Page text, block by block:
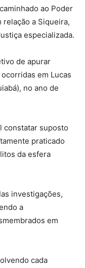
ao Poder
a Siqueira,
especializada.
de apurar
em Lucas
no ano de
constatar suposto
praticado
da esfera
investigações,
a
em
cada